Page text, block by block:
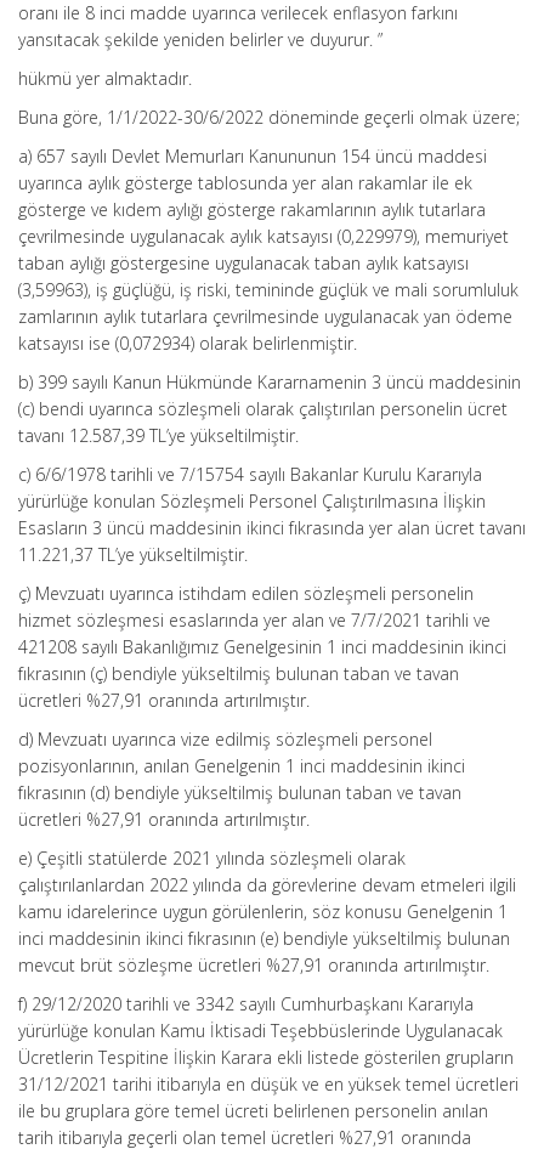
oranı ile 8 inci madde uyarınca verilecek enflasyon farkını
yansıtacak şekilde yeniden belirler ve duyurur. ”
hükmü yer almaktadır.
Buna göre, 1/1/2022-30/6/2022 döneminde geçerli olmak üzere;
a) 657 sayılı Devlet Memurları Kanununun 154 üncü maddesi
uyarınca aylık gösterge tablosunda yer alan rakamlar ile ek
gösterge ve kıdem aylığı gösterge rakamlarının aylık tutarlara
çevrilmesinde uygulanacak aylık katsayısı (0,229979), memuriyet
taban aylığı göstergesine uygulanacak taban aylık katsayısı
(3,59963), iş güçlüğü, iş riski, temininde güçlük ve mali sorumluluk
zamlarının aylık tutarlara çevrilmesinde uygulanacak yan ödeme
katsayısı ise (0,072934) olarak belirlenmiştir.
b) 399 sayılı Kanun Hükmünde Kararnamenin 3 üncü maddesinin
(c) bendi uyarınca sözleşmeli olarak çalıştırılan personelin ücret
tavanı 12.587,39 TL’ye yükseltilmiştir.
c) 6/6/1978 tarihli ve 7/15754 sayılı Bakanlar Kurulu Kararıyla
yürürlüğe konulan Sözleşmeli Personel Çalıştırılmasına İlişkin
Esasların 3 üncü maddesinin ikinci fıkrasında yer alan ücret tavanı
11.221,37 TL’ye yükseltilmiştir.
ç) Mevzuatı uyarınca istihdam edilen sözleşmeli personelin
hizmet sözleşmesi esaslarında yer alan ve 7/7/2021 tarihli ve
421208 sayılı Bakanlığımız Genelgesinin 1 inci maddesinin ikinci
fıkrasının (ç) bendiyle yükseltilmiş bulunan taban ve tavan
ücretleri %27,91 oranında artırılmıştır.
d) Mevzuatı uyarınca vize edilmiş sözleşmeli personel
pozisyonlarının, anılan Genelgenin 1 inci maddesinin ikinci
fıkrasının (d) bendiyle yükseltilmiş bulunan taban ve tavan
ücretleri %27,91 oranında artırılmıştır.
e) Çeşitli statülerde 2021 yılında sözleşmeli olarak
çalıştırılanlardan 2022 yılında da görevlerine devam etmeleri ilgili
kamu idarelerince uygun görülenlerin, söz konusu Genelgenin 1
inci maddesinin ikinci fıkrasının (e) bendiyle yükseltilmiş bulunan
mevcut brüt sözleşme ücretleri %27,91 oranında artırılmıştır.
f) 29/12/2020 tarihli ve 3342 sayılı Cumhurbaşkanı Kararıyla
yürürlüğe konulan Kamu İktisadi Teşebbüslerinde Uygulanacak
Ücretlerin Tespitine İlişkin Karara ekli listede gösterilen grupların
31/12/2021 tarihi itibarıyla en düşük ve en yüksek temel ücretleri
ile bu gruplara göre temel ücreti belirlenen personelin anılan
tarih itibarıyla geçerli olan temel ücretleri %27,91 oranında